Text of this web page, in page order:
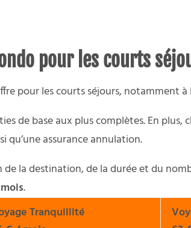
pour les courts
pour les courts séjours, notamment
de base aux plus complètes. En
qu’une assurance annulation.
la destination, de la durée et du
.
Tranquillité